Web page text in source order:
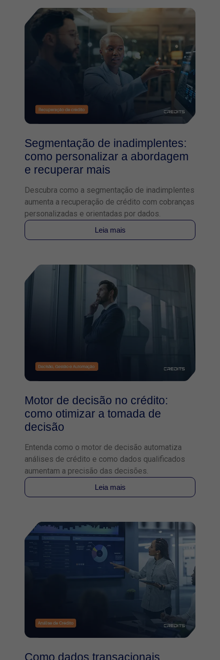
Segmentação de inadimplentes:
como personalizar a abordagem
e recuperar mais
Descubra como a segmentação de inadimplentes
aumenta a recuperação de crédito com cobranças
personalizadas e orientadas por dados.
Leia mais
Motor de decisão no crédito:
como otimizar a tomada de
decisão
Entenda como o motor de decisão automatiza
análises de crédito e como dados qualificados
aumentam a precisão das decisões.
Leia mais
Como dados transacionais